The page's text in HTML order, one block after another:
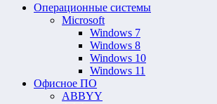
Операционные системы
Microsoft
Windows 7
Windows 8
Windows 10
Windows 11
Офисное ПО
ABBYY